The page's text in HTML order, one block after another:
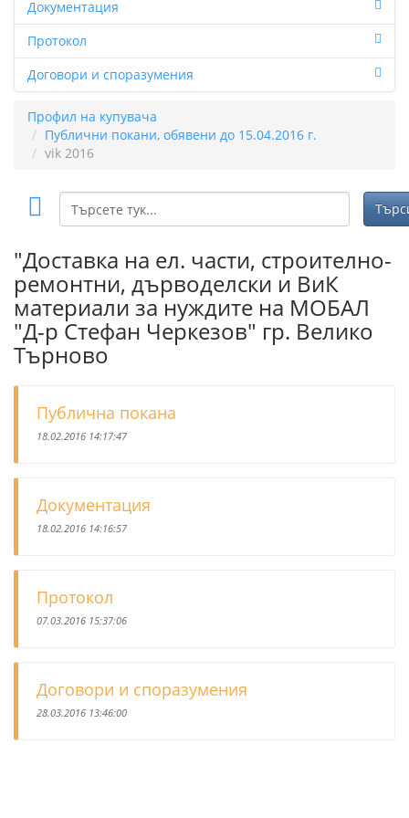
Документация
Протокол
Договори и споразумения
Профил на купувача
Публични покани, обявени до 15.04.2016 г.
vik 2016
"Доставка на ел. части, строително-
ремонтни, дърводелски и ВиК
материали за нуждите на МОБАЛ
"Д-р Стефан Черкезов" гр. Велико
Търново
Публична покана
18.02.2016 14:17:47
Документация
18.02.2016 14:16:57
Протокол
07.03.2016 15:37:06
Договори и споразумения
28.03.2016 13:46:00